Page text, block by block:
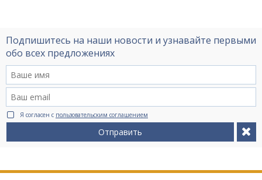
Подпишитесь на наши новости и узнавайте первыми
обо всех предложениях
Я согласен с пользовательским соглашением
Отправить